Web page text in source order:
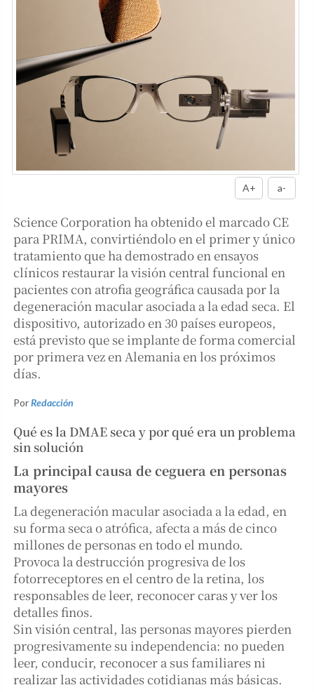
A+ a-
Science Corporation ha obtenido el marcado CE
para PRIMA, convirtiéndolo en el primer y único
tratamiento que ha demostrado en ensayos
clínicos restaurar la visión central funcional en
pacientes con atrofia geográfica causada por la
degeneración macular asociada a la edad seca. El
dispositivo, autorizado en 30 países europeos,
está previsto que se implante de forma comercial
por primera vez en Alemania en los próximos
días.
PorRedacción
Qué es la DMAE seca y por qué era un problema
sin solución
La principal causa de ceguera en personas
mayores
La degeneración macular asociada a la edad, en
su forma seca o atrófica, afecta a más de cinco
millones de personas en todo el mundo.
Provoca la destrucción progresiva de los
fotorreceptores en el centro de la retina, los
responsables de leer, reconocer caras y ver los
detalles finos.
Sin visión central, las personas mayores pierden
progresivamente su independencia: no pueden
leer, conducir, reconocer a sus familiares ni
realizar las actividades cotidianas más básicas.